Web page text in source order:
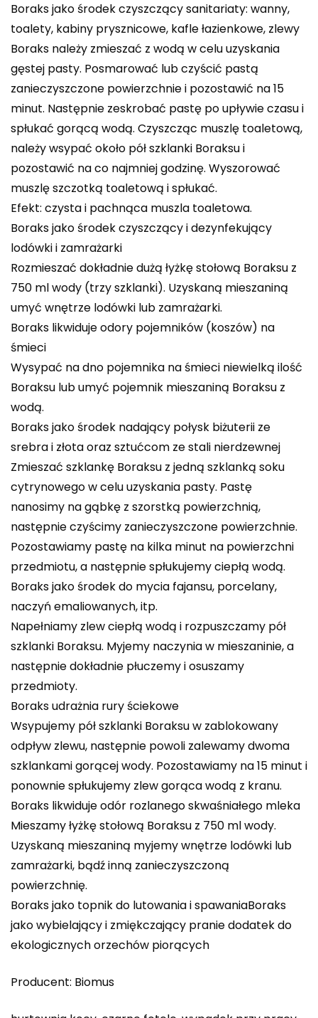
Boraks jako środek czyszczący sanitariaty: wanny,
toalety, kabiny prysznicowe, kafle łazienkowe, zlewy
Boraks należy zmieszać z wodą w celu uzyskania
gęstej pasty. Posmarować lub czyścić pastą
zanieczyszczone powierzchnie i pozostawić na 15
minut. Następnie zeskrobać pastę po upływie czasu i
spłukać gorącą wodą. Czyszcząc muszlę toaletową,
należy wsypać około pół szklanki Boraksu i
pozostawić na co najmniej godzinę. Wyszorować
muszlę szczotką toaletową i spłukać.
Efekt: czysta i pachnąca muszla toaletowa.
Boraks jako środek czyszczący i dezynfekujący
lodówki i zamrażarki
Rozmieszać dokładnie dużą łyżkę stołową Boraksu z
750 ml wody (trzy szklanki). Uzyskaną mieszaniną
umyć wnętrze lodówki lub zamrażarki.
Boraks likwiduje odory pojemników (koszów) na
śmieci
Wysypać na dno pojemnika na śmieci niewielką ilość
Boraksu lub umyć pojemnik mieszaniną Boraksu z
wodą.
Boraks jako środek nadający połysk biżuterii ze
srebra i złota oraz sztućcom ze stali nierdzewnej
Zmieszać szklankę Boraksu z jedną szklanką soku
cytrynowego w celu uzyskania pasty. Pastę
nanosimy na gąbkę z szorstką powierzchnią,
następnie czyścimy zanieczyszczone powierzchnie.
Pozostawiamy pastę na kilka minut na powierzchni
przedmiotu, a następnie spłukujemy ciepłą wodą.
Boraks jako środek do mycia fajansu, porcelany,
naczyń emaliowanych, itp.
Napełniamy zlew ciepłą wodą i rozpuszczamy pół
szklanki Boraksu. Myjemy naczynia w mieszaninie, a
następnie dokładnie płuczemy i osuszamy
przedmioty.
Boraks udrażnia rury ściekowe
Wsypujemy pół szklanki Boraksu w zablokowany
odpływ zlewu, następnie powoli zalewamy dwoma
szklankami gorącej wody. Pozostawiamy na 15 minut i
ponownie spłukujemy zlew gorąca wodą z kranu.
Boraks likwiduje odór rozlanego skwaśniałego mleka
Mieszamy łyżkę stołową Boraksu z 750 ml wody.
Uzyskaną mieszaniną myjemy wnętrze lodówki lub
zamrażarki, bądź inną zanieczyszczoną
powierzchnię.
Boraks jako topnik do lutowania i spawaniaBoraks
jako wybielający i zmiękczający pranie dodatek do
ekologicznych orzechów piorących
Producent: Biomus